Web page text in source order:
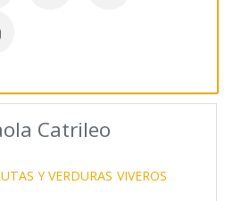
Catrileo
Y VERDURAS VIVEROS